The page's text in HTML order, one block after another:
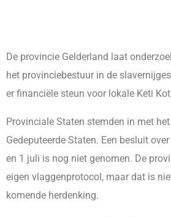
De provincie Gelderland laat
het provinciebestuur in de
er financiële steun voor lokale Keti
Provinciale Staten stemden in met
Gedeputeerde Staten. Een besluit
en 1 juli is nog niet genomen. De
eigen vlaggenprotocol, maar dat is
komende herdenking.